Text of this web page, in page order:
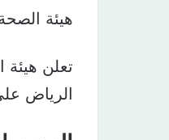
هيئة
تعلن
الرياض